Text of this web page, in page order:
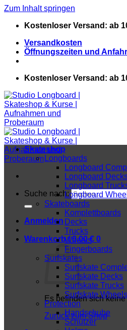
Zum Inhalt springen
Kostenloser Versand: ab
Versandkosten
Öffnungszeiten und
Kostenloser Versand: ab
Suche nach:
Anmelden
Warenkorb /0,00€ 0
Es befinden sich
Zurück zum Shop
Skateshop
Longboards
Longboard
Longboard
Longboard
Longboard
Skateboards
Komplettboards
Decks
Trucks
Wheels
Fingerboards
Surfskates
Surfskate
Surfskate Decks
Surfskate Trucks
Surfskate Wheels
Protection
Handschuhe
Schützer